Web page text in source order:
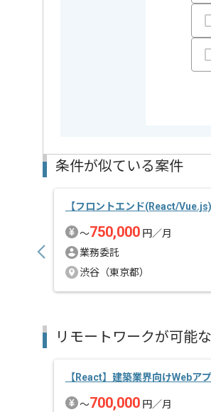
学ぶ環境が整っているため、
リニューアルだけでなく、新
条件が似ている案件
【フロントエンド(React/
〜750,000 円／月
業務委託
渋谷（東京都）
リモートワークが可能
【React】建築業界向けWebア
〜700,000 円／月